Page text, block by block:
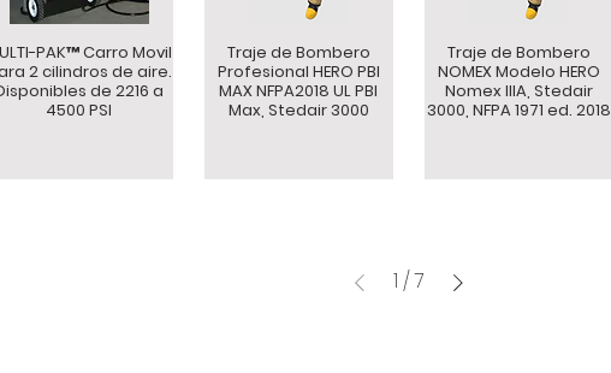
PAK™ Carro Movil
2 cilindros de aire.
de 2216 a
4500 PSI
Traje de Bombero
Profesional HERO PBI
MAX NFPA2018 UL PBI
Max, Stedair 3000
Traje de Bombero
NOMEX Modelo HERO
Nomex IIIA, Stedair
3000, NFPA 1971 ed. 2018
1 /7